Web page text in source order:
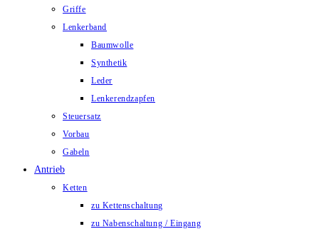
Griffe
Lenkerband
Baumwolle
Synthetik
Leder
Lenkerendzapfen
Steuersatz
Vorbau
Gabeln
Antrieb
Ketten
zu Kettenschaltung
zu Nabenschaltung / Eingang